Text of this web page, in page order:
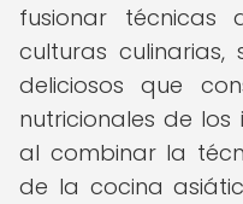
fusionar técnicas
culturas
deliciosos que
nutricionales de los
al combinar la
de la cocina